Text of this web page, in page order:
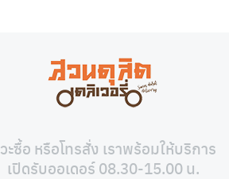
ะซื้อ หรือโทรสั่ง เราพร้อมให้บริการ
เปิดรับออเดอร์ 08.30-15.00 น.